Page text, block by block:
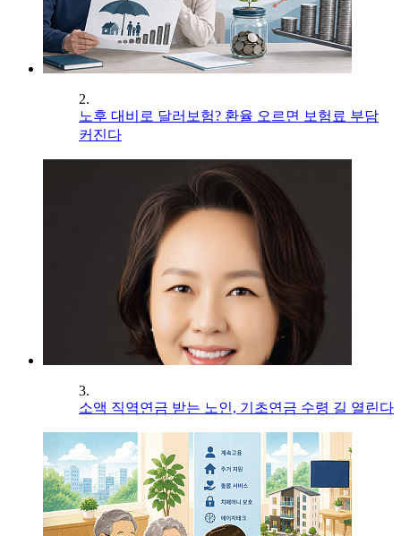
2.
노후 대비로 달러보험? 환율 오르면 보험료 부담
커진다
3.
소액 직역연금 받는 노인, 기초연금 수령 길 열린다